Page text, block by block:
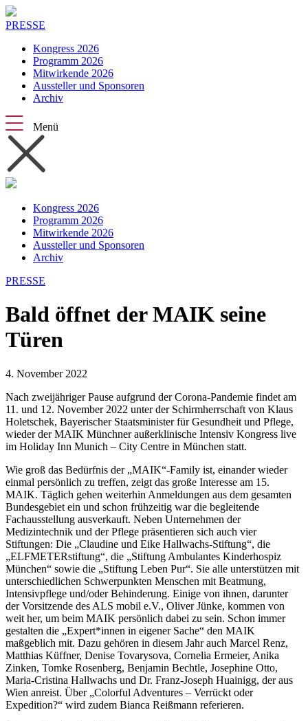
PRESSE
Kongress 2026
Programm 2026
Mitwirkende 2026
Aussteller und Sponsoren
Archiv
Menü
Kongress 2026
Programm 2026
Mitwirkende 2026
Aussteller und Sponsoren
Archiv
PRESSE
Bald öffnet der MAIK seine
Türen
4. November 2022
Nach zweijähriger Pause aufgrund der Corona-Pandemie findet am
11. und 12. November 2022 unter der Schirmherrschaft von Klaus
Holetschek, Bayerischer Staatsminister für Gesundheit und Pflege,
wieder der MAIK Münchner außerklinische Intensiv Kongress live
im Holiday Inn Munich – City Centre in München statt.
Wie groß das Bedürfnis der „MAIK“-Family ist, einander wieder
einmal persönlich zu treffen, zeigt das große Interesse am 15.
MAIK. Täglich gehen weiterhin Anmeldungen aus dem gesamten
Bundesgebiet ein und schon frühzeitig war die begleitende
Fachausstellung ausverkauft. Neben Unternehmen der
Medizintechnik und der Pflege präsentieren sich auch vier
Stiftungen: Die „Claudine und Eike Hallwachs-Stiftung“, die
„ELFMETERstiftung“, die „Stiftung Ambulantes Kinderhospiz
München“ sowie die „Stiftung Leben Pur“. Sie alle unterstützen mit
unterschiedlichen Schwerpunkten Menschen mit Beatmung,
Intensivpflege und/oder Behinderung. Einige von ihnen, darunter
der Vorsitzende des ALS mobil e.V., Oliver Jünke, kommen von
weit her, um beim MAIK persönlich dabei zu sein. Schon immer
gestalten die „Expert*innen in eigener Sache“ den MAIK
maßgeblich mit. Dazu gehören in diesem Jahr auch Marcel Renz,
Matthias Küffner, Denise Tovarysova, Cornelia Ermeier, Anika
Zinken, Tomke Rosenberg, Benjamin Bechtle, Josephine Otto,
Maria-Cristina Hallwachs und Dr. Franz-Joseph Huainigg, der aus
Wien anreist. Über „Colorful Adventures – Verrückt oder
Expedition?“ wird zudem Bianca Reißmann referieren.